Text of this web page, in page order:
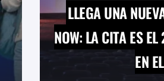
LLEGA UNA
NOW: LA CITA ES
EN